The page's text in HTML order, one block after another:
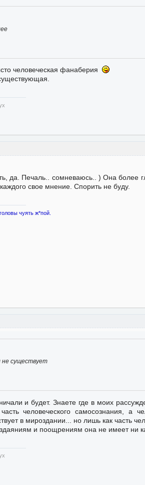
человеческая фанаберия
да. Печаль.. сомневаюсь.. ) Она более
свое мнение. Спорить не буду.
чуять ж*пой.
не существует
и будет. Знаете где в моих
часть человеческого самосознания, а
в мироздании... но лишь как часть
и поощрениям она не имеет ни